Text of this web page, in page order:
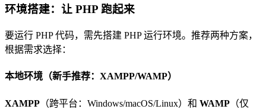
环境搭建：让 PHP 跑起来
要运行 PHP 代码，需先搭建 PHP 运行环境。推荐两种方案，
根据需求选择：
本地环境（新手推荐：XAMPP/WAMP）
XAMPP （跨平台：Windows/macOS/Linux）和 WAMP （仅